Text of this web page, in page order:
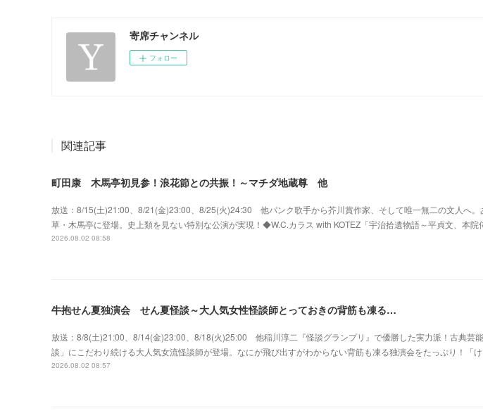
寄席チャンネル
フォロー
関連記事
町田康 木馬亭初見参！浪花節との共振！～マチダ地蔵尊 他
放送：8/15(土)21:00、8/21(金)23:00、8/25(火)24:30 他パンク歌手から芥川賞作家、そして唯一無二の文人へ。
草・木馬亭に登場。史上類を見ない特別な公演が実現！◆W.C.カラス with KOTEZ「宇治拾遺物語～平貞文、本院
2026.08.02 08:58
牛抱せん夏独演会 せん夏怪談～大人気女性怪談師とっておきの背筋も凍る…
放送：8/8(土)21:00、8/14(金)23:00、8/18(火)25:00 他稲川淳二『怪談グランプリ』で優勝した実力派！古典芸
談」にこだわり続ける大人気女流怪談師が登場。なにが飛び出すがわからない背筋も凍る独演会をたっぷり！「
2026.08.02 08:57